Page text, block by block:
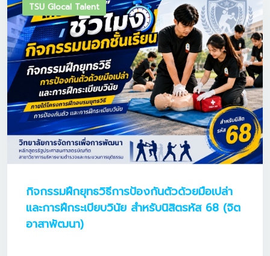
TSU Glocal Talent
กิจกรรมฝึกยุทธวิธีการป้องกันตัวด้วยมือเปล่า
และการฝึกระเบียบวินัย สำหรับนิสิตรหัส 68 (จิต
อาสาพัฒนา)